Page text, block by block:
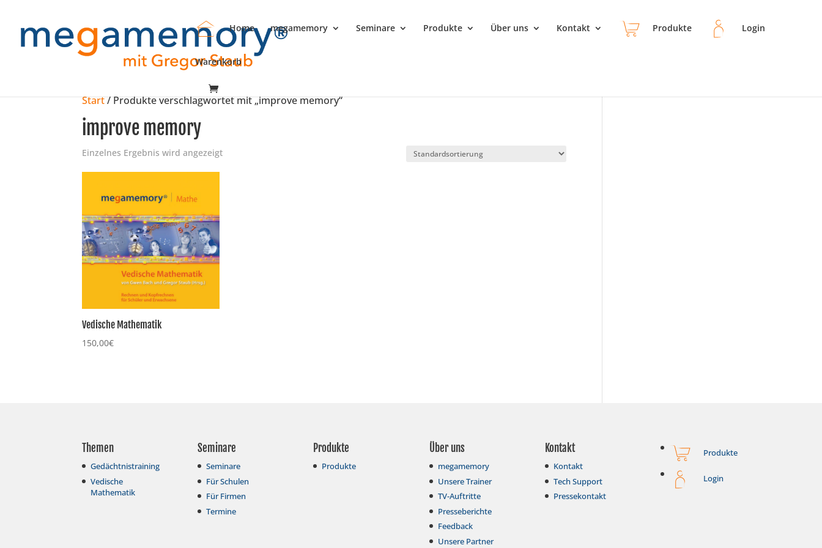
Home megamemory Seminare Produkte Über uns Kontakt Produkte Login
Warenkorb
Start/ Produkte verschlagwortet mit „improve memory“
improve memory
Einzelnes Ergebnis wird angezeigt
Vedische Mathematik
150,00€
Themen
Gedächtnistraining
Vedische
Mathematik
Seminare
Seminare
Für Schulen
Für Firmen
Termine
Produkte
Produkte
Über uns
megamemory
Unsere Trainer
TV-Auftritte
Presseberichte
Feedback
Unsere Partner
Kontakt
Kontakt
Tech Support
Pressekontakt
Produkte
Login